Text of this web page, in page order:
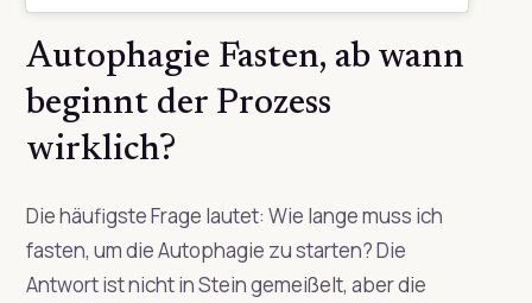
Autophagie Fasten, ab wann
beginnt der Prozess
wirklich?
Die häufigste Frage lautet: Wie lange muss ich
fasten, um die Autophagie zu starten? Die
Antwort ist nicht in Stein gemeißelt, aber die